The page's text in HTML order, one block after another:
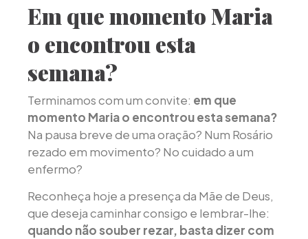
Em que momento Maria
o encontrou esta
semana?
Terminamos com um convite: em que
momento Maria o encontrou esta semana?
Na pausa breve de uma oração? Num Rosário
rezado em movimento? No cuidado a um
enfermo?
Reconheça hoje a presença da Mãe de Deus,
que deseja caminhar consigo e lembrar-lhe:
quando não souber rezar, basta dizer com